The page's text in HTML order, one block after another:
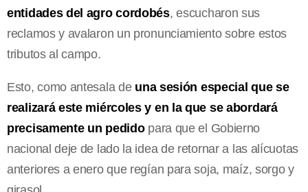
entidades del agro cordobés, escucharon sus
reclamos y avalaron un pronunciamiento sobre estos
tributos al campo.
Esto, como antesala de una sesión especial que se
realizará este miércoles y en la que se abordará
precisamente un pedidopara que el Gobierno
nacional deje de lado la idea de retornar a las alícuotas
anteriores a enero que regían para soja, maíz, sorgo y